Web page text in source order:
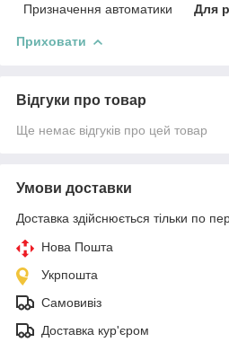
Призначення автоматики
Для
Приховати
Відгуки про товар
Ще немає відгуків про цей товар
Умови доставки
Доставка здійснюється тільки по
Нова Пошта
Укрпошта
Самовивіз
Доставка кур'єром